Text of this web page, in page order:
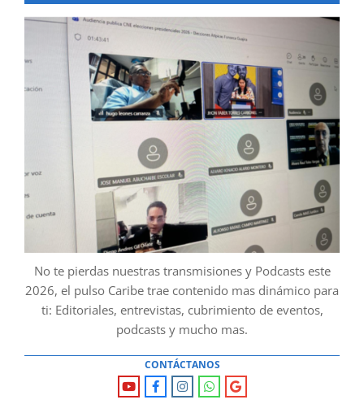
No te pierdas nuestras transmisiones y Podcasts este
2026, el pulso Caribe trae contenido mas dinámico para
ti: Editoriales, entrevistas, cubrimiento de eventos,
podcasts y mucho mas.
CONTÁCTANOS